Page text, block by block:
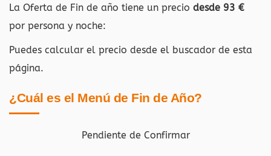
La Oferta de Fin de año tiene un precio desde 93 €
por persona y noche:
Puedes calcular el precio desde el buscador de esta
página.
¿Cuál es el Menú de Fin de Año?
Pendiente de Confirmar